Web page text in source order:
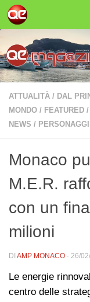
Salta al contenuto
ATTUALITÀ / DAL
MONDO / FEATURED /
NEWS /
Monaco
M.E.R.
con un
milioni
DI AMP MONACO · 26/
Le energie
centro delle